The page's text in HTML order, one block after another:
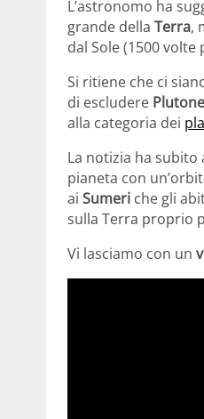
L’astronomo ha
grande della Terra,
dal Sole (1500
Si ritiene che ci
di escludere Plutone
alla categoria dei
La notizia ha
pianeta con
ai Sumeri che gli
sulla Terra proprio
Vi lasciamo con un